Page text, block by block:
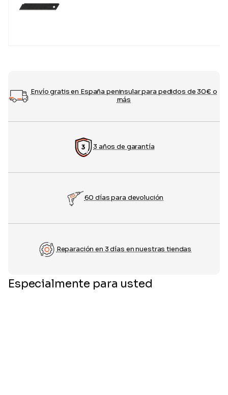
Envío gratis en España peninsular para pedidos de 30€ o
más
3 años de garantía
60 días para devolución
Reparación en 3 días en nuestras tiendas
Especialmente para usted